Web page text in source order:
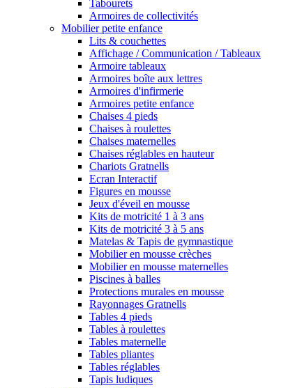
Tabourets
Armoires de collectivités
Mobilier petite enfance
Lits & couchettes
Affichage / Communication / Tableaux
Armoire tableaux
Armoires boîte aux lettres
Armoires d'infirmerie
Armoires petite enfance
Chaises 4 pieds
Chaises à roulettes
Chaises maternelles
Chaises réglables en hauteur
Chariots Gratnells
Ecran Interactif
Figures en mousse
Jeux d'éveil en mousse
Kits de motricité 1 à 3 ans
Kits de motricité 3 à 5 ans
Matelas & Tapis de gymnastique
Mobilier en mousse crèches
Mobilier en mousse maternelles
Piscines à balles
Protections murales en mousse
Rayonnages Gratnells
Tables 4 pieds
Tables à roulettes
Tables maternelle
Tables pliantes
Tables réglables
Tapis ludiques